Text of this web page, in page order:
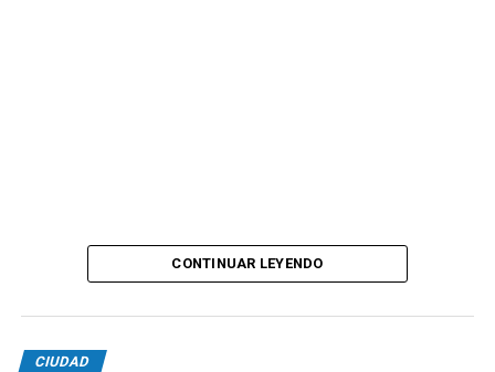
CONTINUAR LEYENDO
CIUDAD